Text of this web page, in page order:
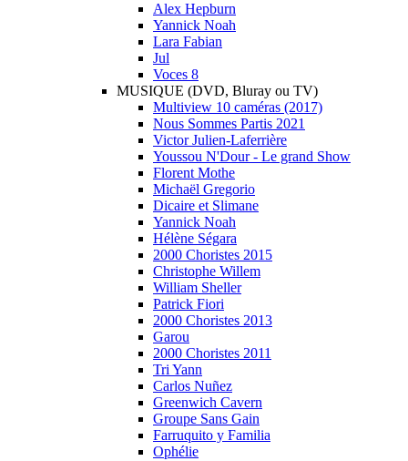
Alex Hepburn
Yannick Noah
Lara Fabian
Jul
Voces 8
MUSIQUE (DVD, Bluray ou TV)
Multiview 10 caméras (2017)
Nous Sommes Partis 2021
Victor Julien-Laferrière
Youssou N'Dour - Le grand Show
Florent Mothe
Michaël Gregorio
Dicaire et Slimane
Yannick Noah
Hélène Ségara
2000 Choristes 2015
Christophe Willem
William Sheller
Patrick Fiori
2000 Choristes 2013
Garou
2000 Choristes 2011
Tri Yann
Carlos Nuñez
Greenwich Cavern
Groupe Sans Gain
Farruquito y Familia
Ophélie